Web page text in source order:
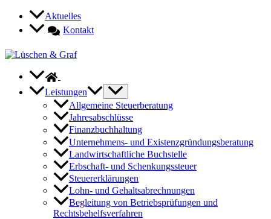
Zum
springen
Aktuelles
Kontakt
Leistungen
Allgemeine Steuerberatung
Jahresabschlüsse
Finanzbuchhaltung
Unternehmens- und Existenzgründungsberatung
Landwirtschaftliche Buchstelle
Erbschaft- und Schenkungssteuer
Steuererklärungen
Lohn- und Gehaltsabrechnungen
Begleitung von Betriebsprüfungen und
Rechtsbehelfsverfahren